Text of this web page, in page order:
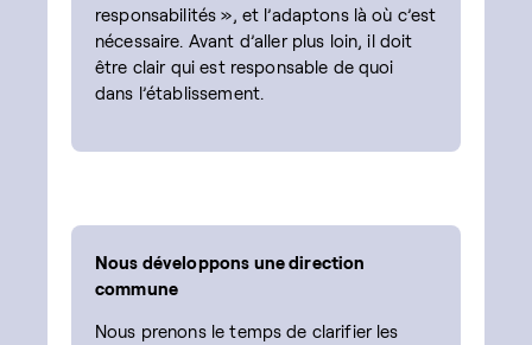
responsabilités », et l’adaptons là où c’est
nécessaire. Avant d’aller plus loin, il doit
être clair qui est responsable de quoi
dans l’établissement.
Nous développons une direction
commune
Nous prenons le temps de clarifier les